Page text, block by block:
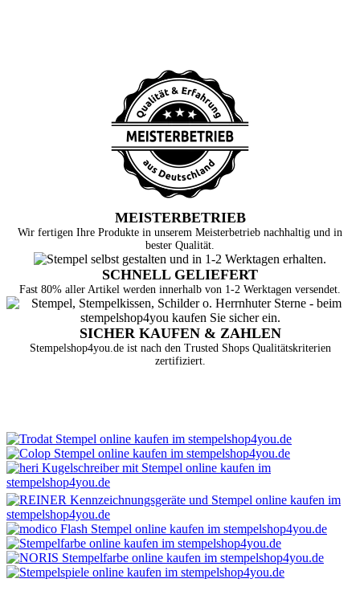
MEISTERBETRIEB
Wir fertigen Ihre Produkte in unserem Meisterbetrieb nachhaltig und in
bester Qualität.
SCHNELL GELIEFERT
Fast 80% aller Artikel werden innerhalb von 1-2 Werktagen versendet.
SICHER KAUFEN & ZAHLEN
Stempelshop4you.de ist nach den Trusted Shops Qualitätskriterien
zertifiziert.